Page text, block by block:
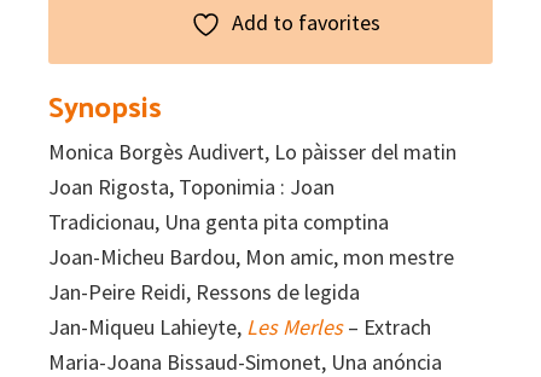
quantity
Add to favorites
Synopsis
Monica Borgès Audivert, Lo pàisser del matin
Joan Rigosta, Toponimia : Joan
Tradicionau, Una genta pita comptina
Joan-Micheu Bardou, Mon amic, mon mestre
Jan-Peire Reidi, Ressons de legida
Jan-Miqueu Lahieyte, Les Merles– Extrach
Maria-Joana Bissaud-Simonet, Una anóncia